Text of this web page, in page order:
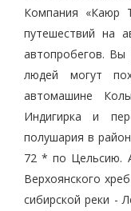
Компания «Каюр
путешествий на
автопробегов.
людей могут
автомашине
Индигирка и
полушария в
72 * по Цельсию.
Верхоянского
сибирской реки -